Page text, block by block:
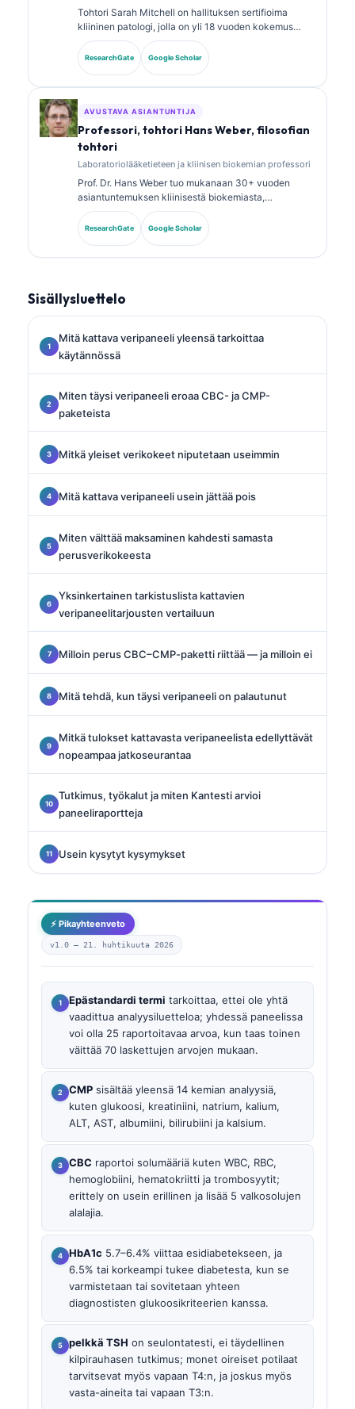
Tohtori Sarah Mitchell on hallituksen sertifioima
kliininen patologi, jolla on yli 18 vuoden kokemus
laboratoriolääketieteestä ja diagnostisesta
analyysistä. Hänellä on erikoistason sertifikaatit
kliinisen kemian alalta, ja hän on julkaissut laajasti
ResearchGate Google Scholar
AVUSTAVA ASIANTUNTIJA
Professori, tohtori Hans Weber, filosofian
tohtori
Laboratoriolääketieteen ja kliinisen biokemian professori
Prof. Dr. Hans Weber tuo mukanaan 30+ vuoden
asiantuntemuksen kliinisestä biokemiasta,
laboratoriolääketieteestä ja
biomarkkeritutkimuksesta. Hän oli aiemmin Saksan
kliinisen kemian seuran (German Society for Clinical
laboratoriolääketieteeseen.
ResearchGate Google Scholar
Sisällysluettelo
Mitä kattava veripaneeli yleensä tarkoittaa
käytännössä
Miten täysi veripaneeli eroaa CBC- ja CMP-
paketeista
Mitkä yleiset verikokeet niputetaan useimmin
Mitä kattava veripaneeli usein jättää pois
Miten välttää maksaminen kahdesti samasta
perusverikokeesta
Yksinkertainen tarkistuslista kattavien
veripaneelitarjousten vertailuun
Milloin perus CBC–CMP-paketti riittää — ja milloin ei
Mitä tehdä, kun täysi veripaneeli on palautunut
Mitkä tulokset kattavasta veripaneelista edellyttävät
nopeampaa jatkoseurantaa
Tutkimus, työkalut ja miten Kantesti arvioi
paneeliraportteja
Usein kysytyt kysymykset
⚡ Pikayhteenveto
v1.0 — 21. huhtikuuta 2026
Epästandardi termi tarkoittaa, ettei ole yhtä
vaadittua analyysiluetteloa; yhdessä paneelissa
voi olla 25 raportoitavaa arvoa, kun taas toinen
väittää 70 laskettujen arvojen mukaan.
CMP sisältää yleensä 14 kemian analyysiä,
kuten glukoosi, kreatiniini, natrium, kalium,
ALT, AST, albumiini, bilirubiini ja kalsium.
CBC raportoi solumääriä kuten WBC, RBC,
hemoglobiini, hematokriitti ja trombosyytit;
erittely on usein erillinen ja lisää 5 valkosolujen
alalajia.
HbA1c 5.7–6.4% viittaa esidiabetekseen, ja
6.5% tai korkeampi tukee diabetesta, kun se
varmistetaan tai sovitetaan yhteen
diagnostisten glukoosikriteerien kanssa.
pelkkä TSH on seulontatesti, ei täydellinen
kilpirauhasen tutkimus; monet oireiset potilaat
tarvitsevat myös vapaan T4:n, ja joskus myös
vasta-aineita tai vapaan T3:n.